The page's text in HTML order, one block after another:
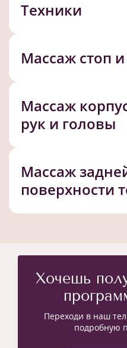
Техники
Массаж стоп
Массаж
рук и головы
Массаж
поверхности
Хочешь
Переходи в наш
подробную